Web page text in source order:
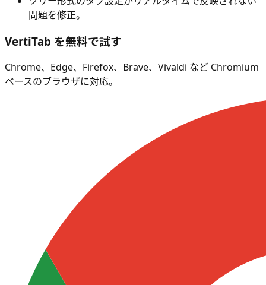
問題を修正。
VertiTab を無料で試す
Chrome、Edge、Firefox、Brave、Vivaldi など Chromium
ベースのブラウザに対応。